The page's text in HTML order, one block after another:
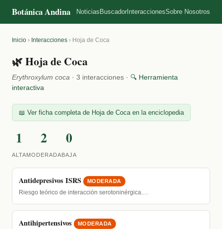
Botánica Andina Noticias Buscador InteraccionesSobre Nosotros
Inicio › Interacciones › Hoja de Coca
🌿 Hoja de Coca
Erythroxylum coca · 3 interacciones · 🔍 Herramienta
interactiva
📖 Ver ficha completa de Hoja de Coca en la enciclopedia
1
ALTA
2
MODERADA
0
BAJA
Antidepresivos ISRS MODERADA
Riesgo teórico de interacción serotoninérgica.…
Antihipertensivos MODERADA